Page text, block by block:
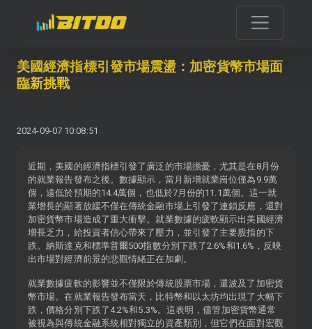
美國經濟指標引發市場震盪：加密貨幣市場面
臨新挑戰
2024-09-07 10:08:51
近期，美國的經濟指標引發了廣泛的市場擔憂，尤其是在8月份
的就業報告發布之後。數據顯示，當月新增就業崗位僅為9.9萬
個，遠低於預期的14.4萬個，也低於7月份的11.1萬個。這一就
業增長的顯著放緩不僅在傳統金融市場上引發了連鎖反應，還對
加密貨幣市場造成了重大衝擊。就業數據的疲軟顯示出美國經濟
增長乏力，給投資者信心帶來了壓力，並引發了主要股指的下
跌。納斯達克和標準普爾500指數分別下跌了2.6%和1.6%，反映
出市場對經濟前景的悲觀情緒正在加劇。
就業數據疲軟的影響並不僅限於傳統股票市場，還波及了加密貨
幣市場。在就業報告發布當天，比特幣和以太坊均出現了大幅下
跌，價格分別下跌了4.2%和5.3%。這表明，儘管加密貨幣通常
被視為與傳統金融系統相對獨立的資產類別，但它們在面對宏觀